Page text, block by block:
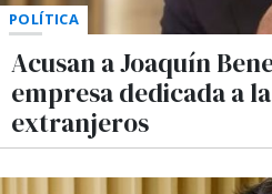
POLÍTICA
Acusan a Joaquín
empresa dedicada a
extranjeros